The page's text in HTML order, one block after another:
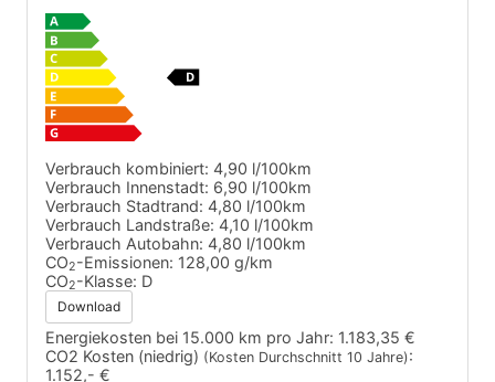
Verbrauch kombiniert: 4,90 l/100km
Verbrauch Innenstadt: 6,90 l/100km
Verbrauch Stadtrand: 4,80 l/100km
Verbrauch Landstraße: 4,10 l/100km
Verbrauch Autobahn: 4,80 l/100km
CO2-Emissionen: 128,00 g/km
CO2-Klasse: D
Download
Energiekosten bei 15.000 km pro Jahr: 1.183,35 €
CO2 Kosten (niedrig) (Kosten Durchschnitt 10 Jahre):
1.152,- €